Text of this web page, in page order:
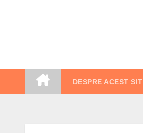
DESPRE ACEST